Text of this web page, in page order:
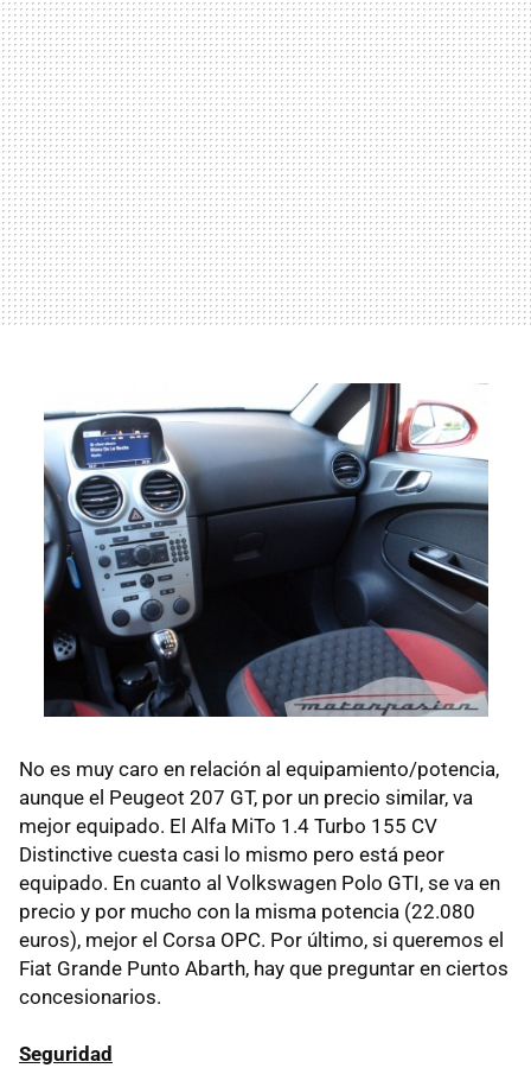
No es muy caro en relación al equipamiento/potencia,
aunque el Peugeot 207 GT, por un precio similar, va
mejor equipado. El Alfa MiTo 1.4 Turbo 155 CV
Distinctive cuesta casi lo mismo pero está peor
equipado. En cuanto al Volkswagen Polo GTI, se va en
precio y por mucho con la misma potencia (22.080
euros), mejor el Corsa OPC. Por último, si queremos el
Fiat Grande Punto Abarth, hay que preguntar en ciertos
concesionarios.
Seguridad